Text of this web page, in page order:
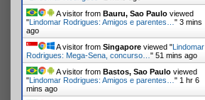
A visitor from Bauru, Sao Paulo viewed
" Lindomar Rodrigues: Amigos e parentes… " 3 mins
ago
A visitor from Singapore viewed " Lindomar
Rodrigues: Mega-Sena, concurso… " 51 mins ago
A visitor from Bastos, Sao Paulo viewed
" Lindomar Rodrigues: Amigos e parentes… " 1 hr 6
mins ago